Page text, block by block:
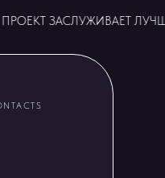
ЗАСЛУЖИВАЕТ